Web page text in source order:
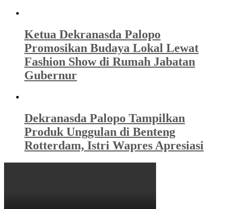
Ketua Dekranasda Palopo
Promosikan Budaya Lokal Lewat
Fashion Show di Rumah Jabatan
Gubernur
Dekranasda Palopo Tampilkan
Produk Unggulan di Benteng
Rotterdam, Istri Wapres Apresiasi